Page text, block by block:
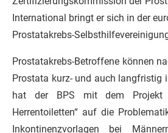
International bringt er sich in der
Prostatakrebs-
Prostatakrebs-Betroffene können
Prostata kurz- und auch langfristig
hat der BPS mit dem Projekt
Herrentoiletten“ auf die
Inkontinenzvorlagen bei